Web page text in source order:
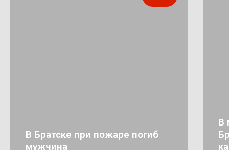
В Братске при пожаре погиб
мужчина
В